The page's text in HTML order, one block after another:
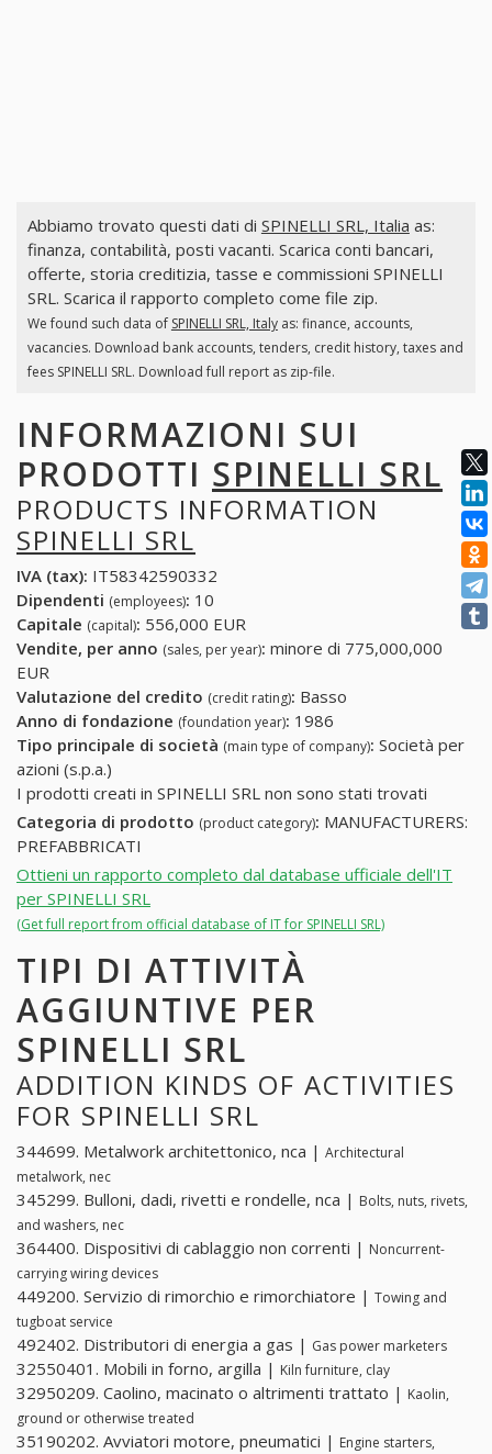
Abbiamo trovato questi dati di SPINELLI SRL, Italia as:
finanza, contabilità, posti vacanti. Scarica conti bancari,
offerte, storia creditizia, tasse e commissioni SPINELLI
SRL. Scarica il rapporto completo come file zip.
We found such data of SPINELLI SRL, Italyas: finance, accounts,
vacancies. Download bank accounts, tenders, credit history, taxes and
fees SPINELLI SRL. Download full report as zip-file.
INFORMAZIONI SUI
PRODOTTI SPINELLI SRL
PRODUCTS INFORMATION
SPINELLI SRL
IVA (tax): IT58342590332
Dipendenti (employees): 10
Capitale (capital): 556,000 EUR
Vendite, per anno (sales, per year): minore di 775,000,000
EUR
Valutazione del credito (credit rating): Basso
Anno di fondazione (foundation year): 1986
Tipo principale di società (main type of company): Società per
azioni (s.p.a.)
I prodotti creati in SPINELLI SRL non sono stati trovati
Categoria di prodotto (product category): MANUFACTURERS:
PREFABBRICATI
Ottieni un rapporto completo dal database ufficiale dell'IT
per SPINELLI SRL
(Get full report from official database of IT for SPINELLI SRL)
TIPI DI ATTIVITÀ
AGGIUNTIVE PER
SPINELLI SRL
ADDITION KINDS OF ACTIVITIES
FOR SPINELLI SRL
344699. Metalwork architettonico, nca | Architectural
metalwork, nec
345299. Bulloni, dadi, rivetti e rondelle, nca | Bolts, nuts, rivets,
and washers, nec
364400. Dispositivi di cablaggio non correnti | Noncurrent-
carrying wiring devices
449200. Servizio di rimorchio e rimorchiatore | Towing and
tugboat service
492402. Distributori di energia a gas | Gas power marketers
32550401. Mobili in forno, argilla | Kiln furniture, clay
32950209. Caolino, macinato o altrimenti trattato | Kaolin,
ground or otherwise treated
35190202. Avviatori motore, pneumatici | Engine starters,